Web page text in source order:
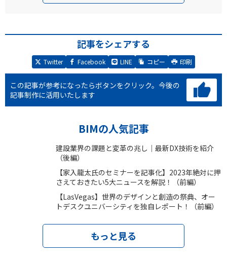
記事をシェアする
Twitter Facebook LINE コピー 印刷
この記事が参考になったらボタンをクリック。 今後の
記事制作に活用いたします
BIMの人気記事
建設業界の課題と変革の兆し｜最新DX技術を紹介
（後編）
【家入龍太氏のセミナーを記事化】2023年絶対に押
さえておきたい5大ニュースを解説！（前編）
【LasVegas】世界のデザインと創造の祭典、オー
トデスクユニバーシティを独自レポート！（前編）
もっと見る